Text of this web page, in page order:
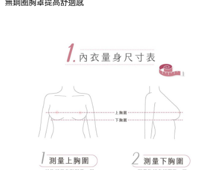
無鋼圈胸罩提高舒適感